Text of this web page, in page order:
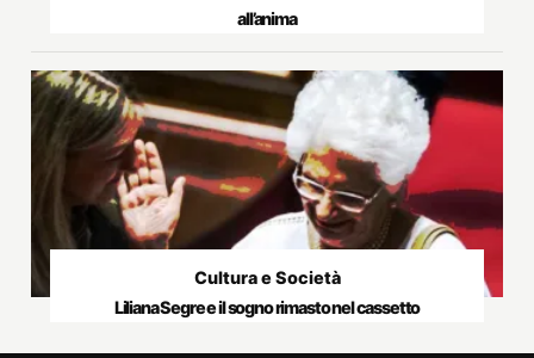
all’anima
Cultura e Società
Liliana Segre e il sogno rimasto nel cassetto